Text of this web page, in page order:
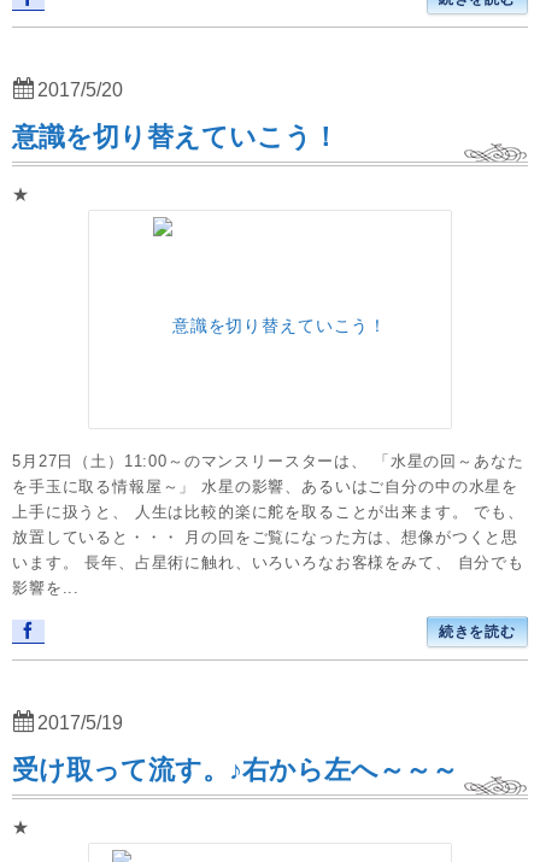
意識を切り替えていこう！
★
5月27日（土）11:00～のマンスリースターは、 「水星の回～あなた
を手玉に取る情報屋～」 水星の影響、あるいはご自分の中の水星を
上手に扱うと、 人生は比較的楽に舵を取ることが出来ます。 でも、
放置していると・・・ 月の回をご覧になった方は、想像がつくと思
います。 長年、占星術に触れ、いろいろなお客様をみて、 自分でも
影響を...
続きを読む
2017/5/20
受け取って流す。♪右から左へ～～～
★
2017/5/19